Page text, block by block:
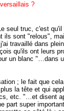
?
seul truc, c'est
ils sont "relous",
travaillé dans
qu'ils ont leurs
un blanc "…dans
; le fait que
la tête et qui
etc. "…et disent
part super